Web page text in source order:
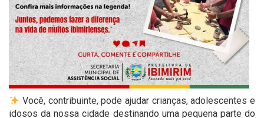
Você, contribuinte, pode ajudar crianças, adolescentes e
idosos da nossa cidade destinando uma pequena parte do